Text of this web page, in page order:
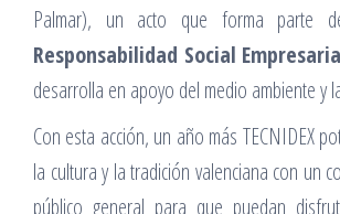
Palmar), un acto que forma parte
Responsabilidad Social
desarrolla en apoyo del medio ambiente y
Con esta acción, un año más TECNIDEX
la cultura y la tradición valenciana con un
público general para que puedan